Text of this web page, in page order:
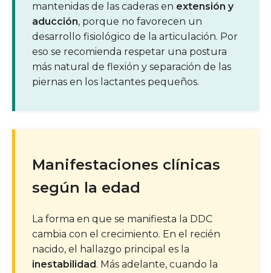
mantenidas de las caderas en extensión y
aducción, porque no favorecen un
desarrollo fisiológico de la articulación. Por
eso se recomienda respetar una postura
más natural de flexión y separación de las
piernas en los lactantes pequeños.
Manifestaciones clínicas
según la edad
La forma en que se manifiesta la DDC
cambia con el crecimiento. En el recién
nacido, el hallazgo principal es la
inestabilidad. Más adelante, cuando la